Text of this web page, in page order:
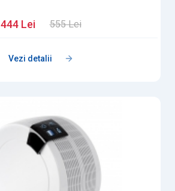
444 Lei 555 Lei
Vezi detalii